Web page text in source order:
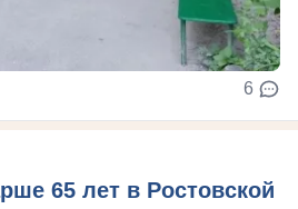
6
65 лет в Ростовской